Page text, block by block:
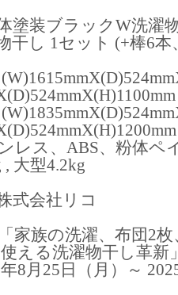
塗装ブラックW洗濯
干し 1セット (+棒6
レス、ABS、粉体ペ
大型4.2kg
式会社リコ
家族の洗濯、布団2
える洗濯物干し革新
8月25日（月）～